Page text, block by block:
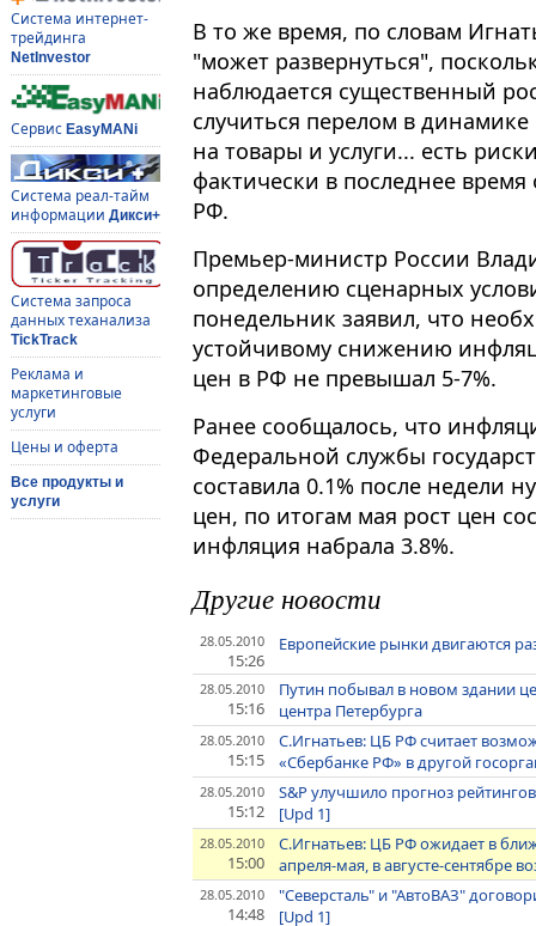
Система интернет-
трейдинга
NetInvestor
Сервис EasyMANi
Система реал-тайм
информации Дикси+
Система запроса
данных теханализа
TickTrack
Реклама и
маркетинговые
услуги
Цены и оферта
Все продукты и
услуги
В то же время, по словам
"может развернуться",
наблюдается существенный
случиться перелом в
на товары и услуги... есть
фактически в последнее время
РФ.
Премьер-министр России
определению сценарных
понедельник заявил, что
устойчивому снижению
цен в РФ не превышал 5-7%.
Ранее сообщалось, что
Федеральной службы
составила 0.1% после недели
цен, по итогам мая рост цен
инфляция набрала 3.8%.
Другие новости
28.05.2010
15:26
Европейские рынки двигаются
28.05.2010
15:16
Путин побывал в новом здании
центра Петербурга
28.05.2010
15:15
С.Игнатьев: ЦБ РФ считает
«Сбербанке РФ» в другой
28.05.2010
15:12
S&P улучшило прогноз
[Upd 1]
28.05.2010
15:00
С.Игнатьев: ЦБ РФ ожидает в
апреля-мая, в августе-
28.05.2010
14:48
"Северсталь" и "АвтоВАЗ"
[Upd 1]